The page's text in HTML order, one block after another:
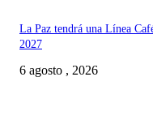
La Paz tendrá una Línea
2027
6 agosto , 2026